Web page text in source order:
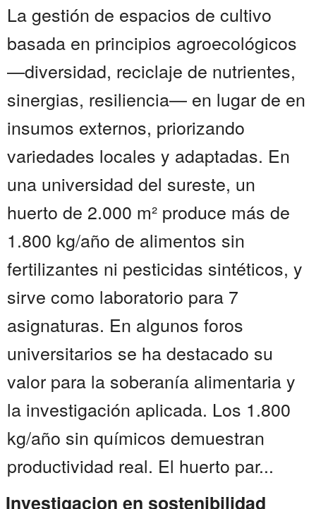
La gestión de espacios de cultivo
basada en principios agroecológicos
—diversidad, reciclaje de nutrientes,
sinergias, resiliencia— en lugar de en
insumos externos, priorizando
variedades locales y adaptadas. En
una universidad del sureste, un
huerto de 2.000 m² produce más de
1.800 kg/año de alimentos sin
fertilizantes ni pesticidas sintéticos, y
sirve como laboratorio para 7
asignaturas. En algunos foros
universitarios se ha destacado su
valor para la soberanía alimentaria y
la investigación aplicada. Los 1.800
kg/año sin químicos demuestran
productividad real. El huerto par...
Investigacion en sostenibilidad